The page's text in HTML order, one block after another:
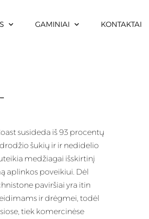
GAMINIAI KONTAKTAI
susideda iš 93 procentų
šukių ir ir nedidelio
medžiagai išskirtinį
aplinkos poveikiui. Dėl
paviršiai yra itin
ir drėgmei, todėl
tiek komercinėse